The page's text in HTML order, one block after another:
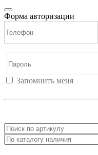
Форма авторизации
Запомнить меня